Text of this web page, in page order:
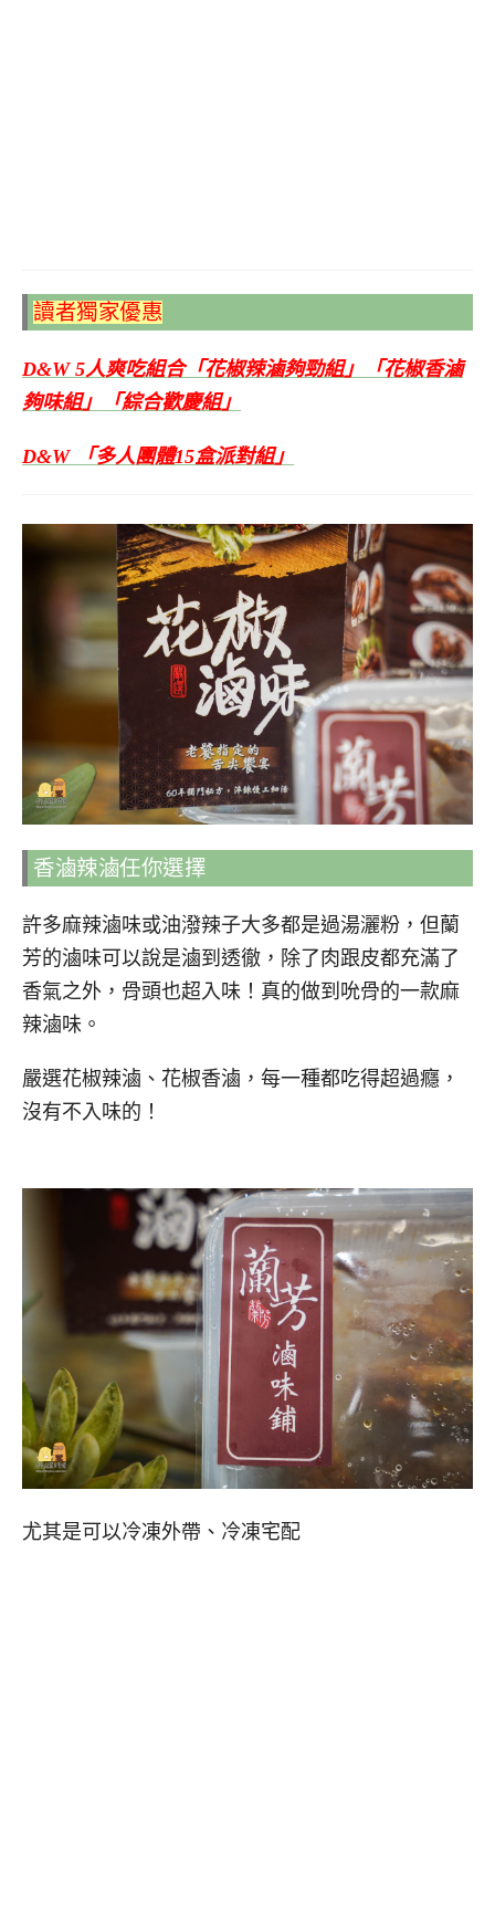
讀者獨家優惠
D&W 5人爽吃組合「花椒辣滷夠勁組」「花椒香滷
夠味組」「綜合歡慶組」
D&W 「多人團體15盒派對組」
香滷辣滷任你選擇
許多麻辣滷味或油潑辣子大多都是過湯灑粉，但蘭
芳的滷味可以說是滷到透徹，除了肉跟皮都充滿了
香氣之外，骨頭也超入味！真的做到吮骨的一款麻
辣滷味。
嚴選花椒辣滷、花椒香滷，每一種都吃得超過癮，
沒有不入味的！
尤其是可以冷凍外帶、冷凍宅配